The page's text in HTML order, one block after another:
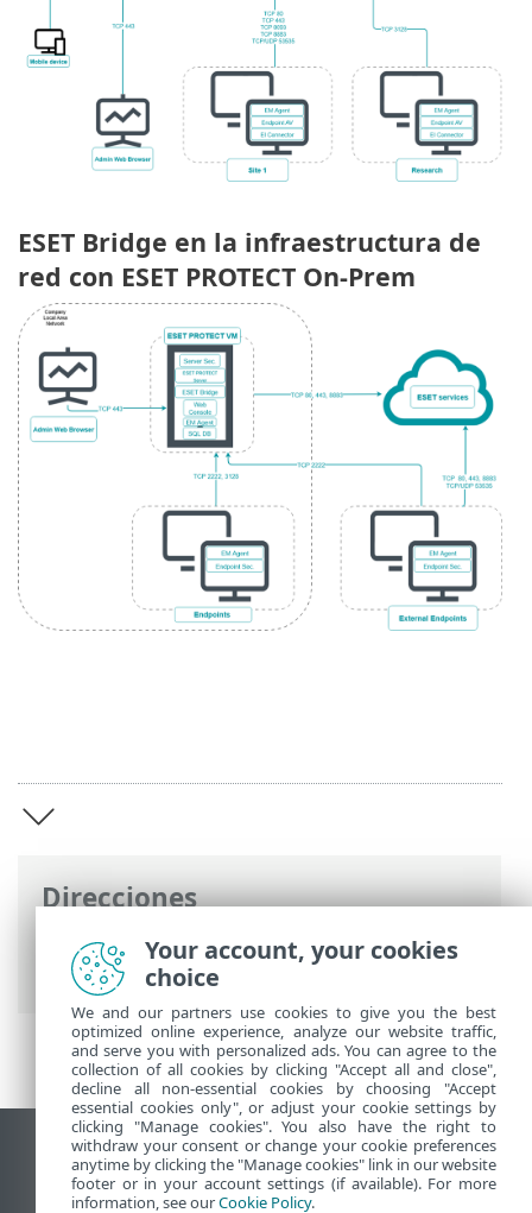
Direcciones
Ayuda en línea de ESET> ESET Bridge>
ESET Bridge introducción
ESET Bridge en la infraestructura de
red con ESET PROTECT On-Prem
Ver sitio para ordenador
End of Life
Your account, your cookies
choice
We and our partners use cookies to give you the best
optimized online experience, analyze our website traffic,
and serve you with personalized ads. You can agree to the
collection of all cookies by clicking "Accept all and close",
decline all non-essential cookies by choosing "Accept
essential cookies only", or adjust your cookie settings by
clicking "Manage cookies". You also have the right to
withdraw your consent or change your cookie preferences
anytime by clicking the "Manage cookies" link in our website
footer or in your account settings (if available). For more
information, see ourCookie Policy.